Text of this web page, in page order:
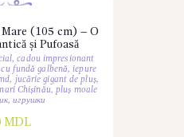
(105 cm) – O
și Pufoasă
,cadou impresionant
cu fundă galbenă,iepure
, jucărie gigant de pluș,
Chișinău, pluș moale
,игрушки
MDL